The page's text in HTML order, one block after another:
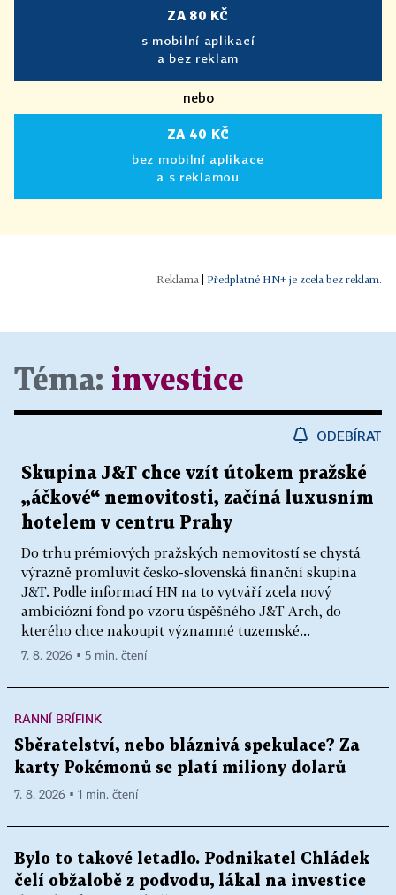
ZA 80 KČ
s mobilní aplikací
a bez reklam
nebo
ZA 40 KČ
bez mobilní aplikace
a s reklamou
Předplatné HN+ je zcela bez reklam.
Téma: investice
ODEBÍRAT
Skupina J&T chce vzít útokem pražské
„áčkové“ nemovitosti, začíná luxusním
hotelem v centru Prahy
Do trhu prémiových pražských nemovitostí se chystá
výrazně promluvit česko-slovenská finanční skupina
J&T. Podle informací HN na to vytváří zcela nový
ambiciózní fond po vzoru úspěšného J&T Arch, do
kterého chce nakoupit významné tuzemské...
7. 8. 2026 ▪ 5 min. čtení
RANNÍ BRÍFINK
Sběratelství, nebo bláznivá spekulace? Za
karty Pokémonů se platí miliony dolarů
7. 8. 2026 ▪ 1 min. čtení
Bylo to takové letadlo. Podnikatel Chládek
čelí obžalobě z podvodu, lákal na investice